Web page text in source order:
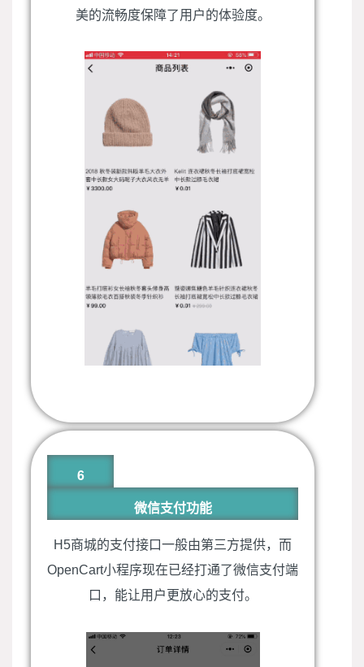
美的流畅度保障了用户的体验度。
6
微信支付功能
H5商城的支付接口一般由第三方提供，而
OpenCart小程序现在已经打通了微信支付端
口，能让用户更放心的支付。